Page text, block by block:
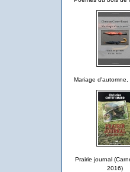
Mariage d'automne,
Prairie journal
2016)